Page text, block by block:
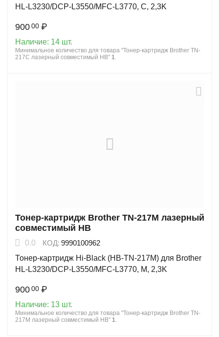
HL-L3230/DCP-L3550/MFC-L3770, C, 2,3K
900 00 ₽
Наличие: 14 шт.
Минимальное количество для товара "Тонер-картридж Brother TN-
217C лазерный совместимый HB" 1.
Тонер-картридж Brother TN-217M лазерный
совместимый HB
0.0 КОД: 9990100962
Тонер-картридж Hi-Black (HB-TN-217M) для Brother
HL-L3230/DCP-L3550/MFC-L3770, M, 2,3K
900 00 ₽
Наличие: 13 шт.
Минимальное количество для товара "Тонер-картридж Brother TN-
217M лазерный совместимый HB" 1.